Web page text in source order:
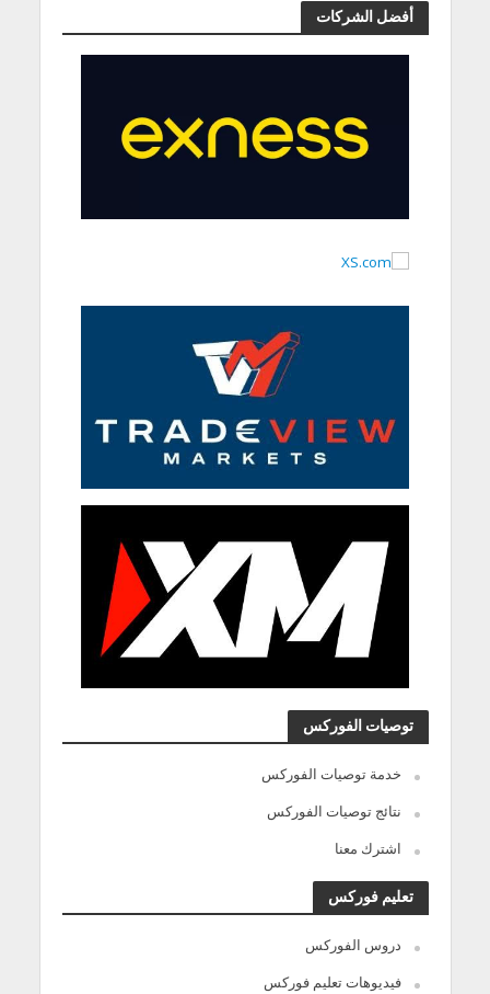
أفضل الشركات
توصيات الفوركس
خدمة توصيات الفوركس
نتائج توصيات الفوركس
اشترك معنا
تعليم فوركس
دروس الفوركس
فيديوهات تعليم فوركس